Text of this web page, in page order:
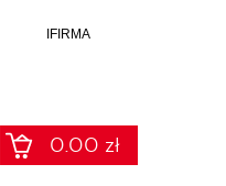
IFIRMA
0.00 zł